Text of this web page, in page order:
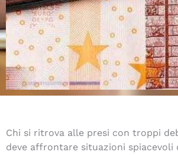
Chi si ritrova alle presi con troppi
deve affrontare situazioni spiacevoli